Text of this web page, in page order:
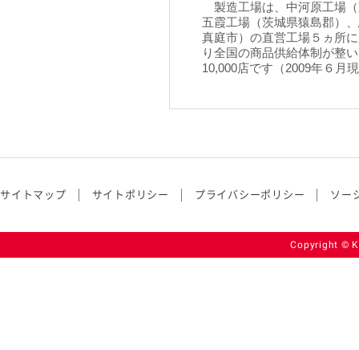
製造工場は、中河原工場
五霞工場（茨城県猿島郡）
真庭市）の直営工場５ヵ所
り全国の商品供給体制が整
10,000店です（2009年６月
サイトマップ サイトポリシー プライバシーポリシー ソー
Copyright ©